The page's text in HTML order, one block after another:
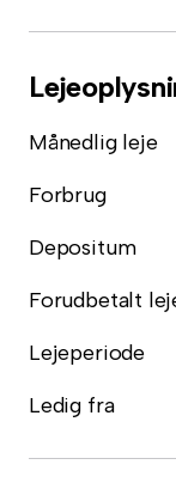
Månedlig leje
Forbrug
Depositum
Forudbetalt
Lejeperiode
Ledig fra